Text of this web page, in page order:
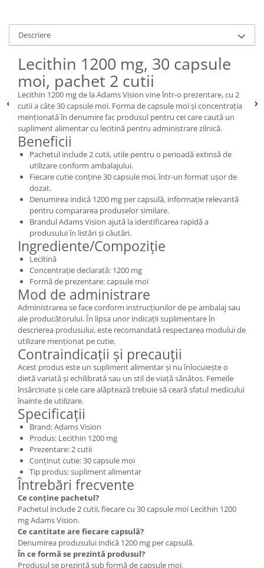
Descriere
Lecithin 1200 mg, 30 capsule
moi, pachet 2 cutii
Lecithin 1200 mg de la Adams Vision vine într-o prezentare, cu 2
cutii a câte 30 capsule moi. Forma de capsule moi și concentrația
menționată în denumire fac produsul pentru cei care caută un
supliment alimentar cu lecitină pentru administrare zilnică.
Beneficii
Pachetul include 2 cutii, utile pentru o perioadă extinsă de
utilizare conform ambalajului.
Fiecare cutie conține 30 capsule moi, într-un format ușor de
dozat.
Denumirea indică 1200 mg per capsulă, informație relevantă
pentru compararea produselor similare.
Brandul Adams Vision ajută la identificarea rapidă a
produsului în listări și căutări.
Ingrediente/Compoziție
Lecitină
Concentrație declarată: 1200 mg
Formă de prezentare: capsule moi
Mod de administrare
Administrarea se face conform instrucțiunilor de pe ambalaj sau
ale producătorului. În lipsa unor indicații suplimentare în
descrierea produsului, este recomandată respectarea modului de
utilizare menționat pe cutie.
Contraindicații și precauții
Acest produs este un supliment alimentar și nu înlocuiește o
dietă variată și echilibrată sau un stil de viață sănătos. Femeile
însărcinate și cele care alăptează trebuie să ceară sfatul medicului
înainte de utilizare.
Specificații
Brand: Adams Vision
Produs: Lecithin 1200 mg
Prezentare: 2 cutii
Conținut cutie: 30 capsule moi
Tip produs: supliment alimentar
Întrebări frecvente
Ce conține pachetul?
Pachetul include 2 cutii, fiecare cu 30 capsule moi Lecithin 1200
mg Adams Vision.
Ce cantitate are fiecare capsulă?
Denumirea produsului indică 1200 mg per capsulă.
În ce formă se prezintă produsul?
Produsul se prezintă sub formă de capsule moi.